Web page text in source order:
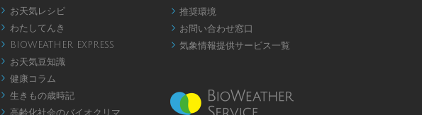
 お天気レシピ
 わたしてんき
 BIOWEATHER EXPRESS
 お天気豆知識
 健康コラム
 生きもの歳時記
 高齢化社会のバイオクリマ
 推奨環境
 お問い合わせ窓口
 気象情報提供サービス一覧